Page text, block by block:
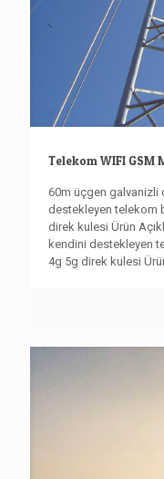
Telekom WIFI
60m üçgen galvanizli
destekleyen telekom
direk kulesi Ürün
kendini destekleyen
4g 5g direk kulesi